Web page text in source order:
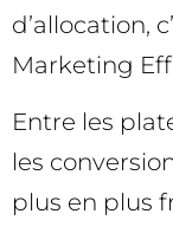
d’allocation,
Marketing
Entre les
les
plus en plus